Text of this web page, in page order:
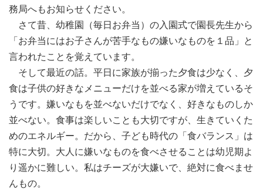
務局へもお知らせください。
さて昔、幼稚園（毎日お弁当）の入園式で園長先生から
「お弁当にはお子さんが苦手なもの嫌いなものを１品」と
言われたことを覚えています。
そして最近の話。平日に家族が揃った夕食は少なく、夕
食は子供の好きなメニューだけを並べる家が増えているそ
うです。嫌いなもを並べないだけでなく、好きなものしか
並べない。食事は楽しいことも大切ですが、生きていくた
めのエネルギー。だから、子ども時代の「食バランス」は
特に大切。大人に嫌いなものを食べさせることは幼児期よ
り遥かに難しい。私はチーズが大嫌いで、絶対に食べませ
んもの。